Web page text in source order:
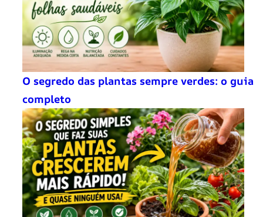
O segredo das plantas sempre verdes: o guia
completo